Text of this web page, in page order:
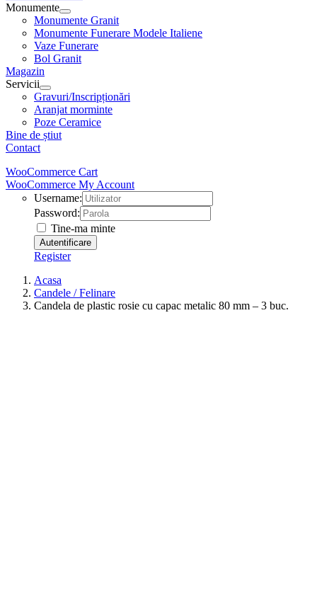
Monumente
Monumente Granit
Monumente Funerare Modele Italiene
Vaze Funerare
Bol Granit
Magazin
Servicii
Gravuri/Inscripționări
Aranjat morminte
Poze Ceramice
Bine de știut
Contact
WooCommerce Cart
WooCommerce My Account
Username:
Password:
Tine-ma minte
Register
Acasa
Candele / Felinare
Candela de plastic rosie cu capac metalic 80 mm – 3 buc.